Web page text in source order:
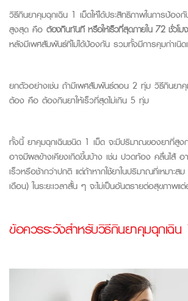
วิธีกินยาคุมฉุกเฉิน 1 เม็ดให้ได้ประสิทธิภาพในการป้อ
สูงสุด คือ ต้องกินทันที หรือให้เร็วที่สุดภายใน 72 ชั่วโมง
หลังมีเพศสัมพันธ์ที่ไม่ได้ป้องกัน รวมทั้งมีการคุมกำเนิด
ยกตัวอย่างเช่น ถ้ามีเพศสัมพันธ์ตอน 2 ทุ่ม วิธีกินยา
ต้อง คือ ต้องกินยาให้เร็วที่สุดไม่เกิน 5 ทุ่ม
ทั้งนี้ ยาคุมฉุกเฉินชนิด 1 เม็ด จะมีปริมาณของยาที่สูง
อาจมีผลข้างเคียงเกิดขึ้นบ้าง เช่น ปวดท้อง คลื่นไส้ อา
เร็วหรือช้ากว่าปกติ แต่ถ้าหากใช้ยาในปริมาณที่เหมาะ
เดือน) ในระยะเวลาสั้น ๆ จะไม่เป็นอันตรายต่อสุขภาพแ
ข้อควรระวังสำหรับวิธีกินยาคุมฉุกเฉิน